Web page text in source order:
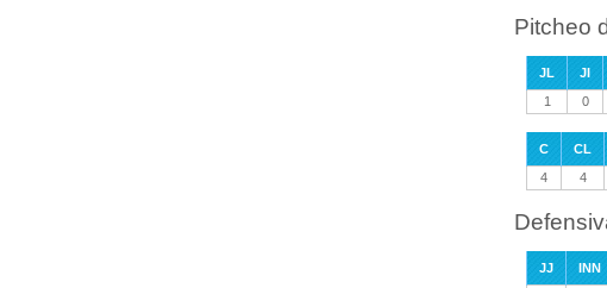
Pitcheo
JL JI
1
0
C CL
4
4
JJ INN